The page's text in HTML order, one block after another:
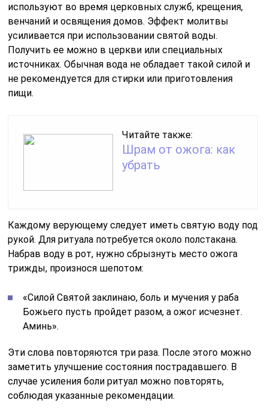
используют во время церковных служб, крещения,
венчаний и освящения домов. Эффект молитвы
усиливается при использовании святой воды.
Получить ее можно в церкви или специальных
источниках. Обычная вода не обладает такой силой и
не рекомендуется для стирки или приготовления
пищи.
Читайте также:
Шрам от ожога: как
убрать
Каждому верующему следует иметь святую воду под
рукой. Для ритуала потребуется около полстакана.
Набрав воду в рот, нужно сбрызнуть место ожога
трижды, произнося шепотом:
«Силой Святой заклинаю, боль и мучения у раба
Божьего пусть пройдет разом, а ожог исчезнет.
Аминь».
Эти слова повторяются три раза. После этого можно
заметить улучшение состояния пострадавшего. В
случае усиления боли ритуал можно повторять,
соблюдая указанные рекомендации.